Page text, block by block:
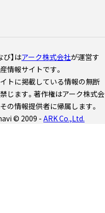
び】はアーク株式会社が運営す
情報サイトです。
トに掲載している情報の無断
じます。著作権はアーク株式会
の情報提供者に帰属します。
© 2009 - ARK Co.,Ltd.